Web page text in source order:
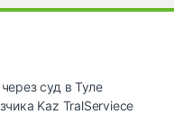
суд в Туле
Kaz TralServiece